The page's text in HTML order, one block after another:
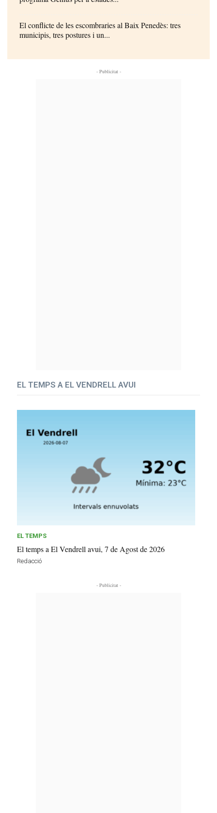
El conflicte de les escombraries al Baix Penedès: tres
municipis, tres postures i un...
- Publicitat -
EL TEMPS A EL VENDRELL AVUI
EL TEMPS
El temps a El Vendrell avui, 7 de Agost de 2026
Redacció
- Publicitat -